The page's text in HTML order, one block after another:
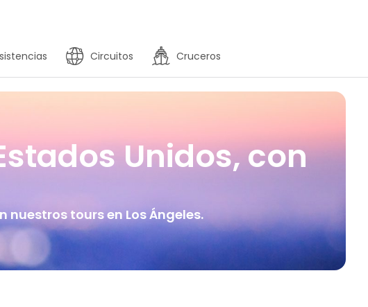
Circuitos Cruceros
Unidos, con
tours en Los Ángeles.